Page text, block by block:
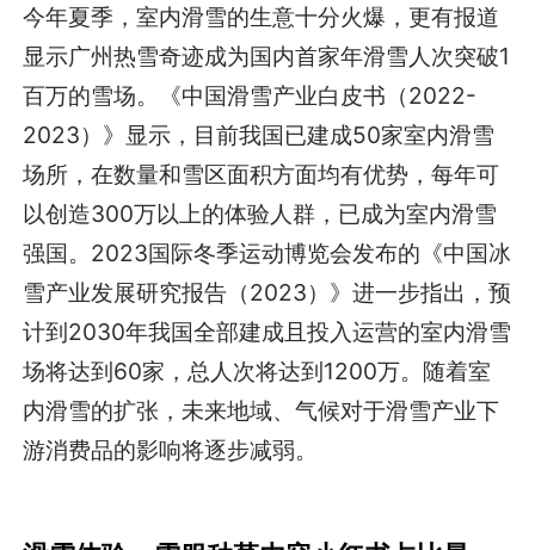
今年夏季，室内滑雪的生意十分火爆，更有报道
显示广州热雪奇迹成为国内首家年滑雪人次突破1
百万的雪场。《中国滑雪产业白皮书（2022-
2023）》显示，目前我国已建成50家室内滑雪
场所，在数量和雪区面积方面均有优势，每年可
以创造300万以上的体验人群，已成为室内滑雪
强国。2023国际冬季运动博览会发布的《中国冰
雪产业发展研究报告（2023）》进一步指出，预
计到2030年我国全部建成且投入运营的室内滑雪
场将达到60家，总人次将达到1200万。随着室
内滑雪的扩张，未来地域、气候对于滑雪产业下
游消费品的影响将逐步减弱。